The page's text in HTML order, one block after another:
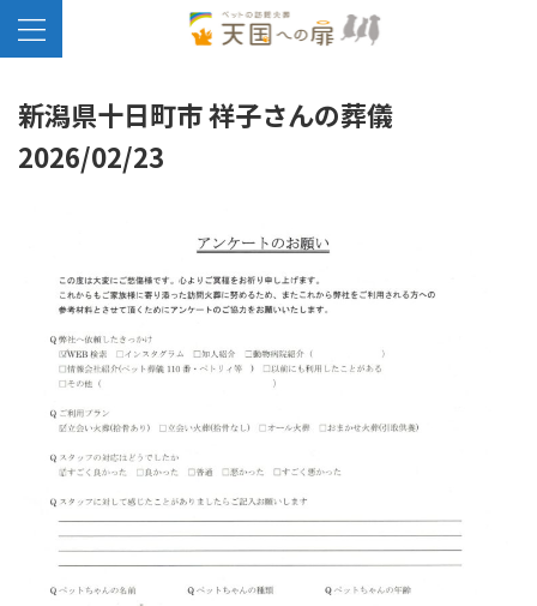
新潟県十日町市 祥子さんの葬儀
2026/02/23